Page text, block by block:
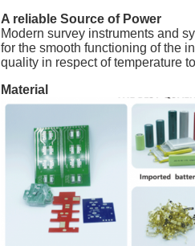
A reliable Source of Power
Modern survey instruments and
for the smooth functioning of the
quality in respect of temperature
Material